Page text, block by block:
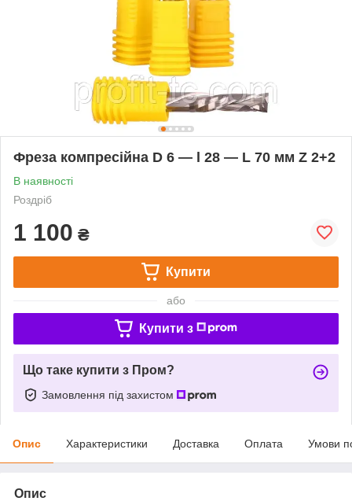
Фреза компресійна D 6 — l 28 — L 70 мм Z 2+2
В наявності
Роздріб
1 100 ₴
Купити
або
Купити з
Що таке купити з Пром?
Замовлення під захистом
Опис Характеристики Доставка Оплата Умови
Опис